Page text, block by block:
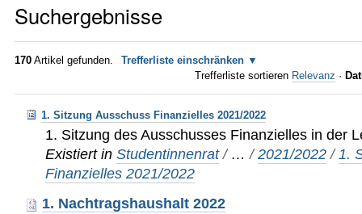
Suchergebnisse
170 Artikel gefunden.
Trefferliste einschränken
Trefferliste sortieren Relevanz ·
1. Sitzung Ausschuss Finanzielles 2021/2022
1. Sitzung des Ausschusses Finanzielles in der
Existiert in Studentinnenrat / …/2021/2022 /1.
Finanzielles 2021/2022
1. Nachtragshaushalt 2022